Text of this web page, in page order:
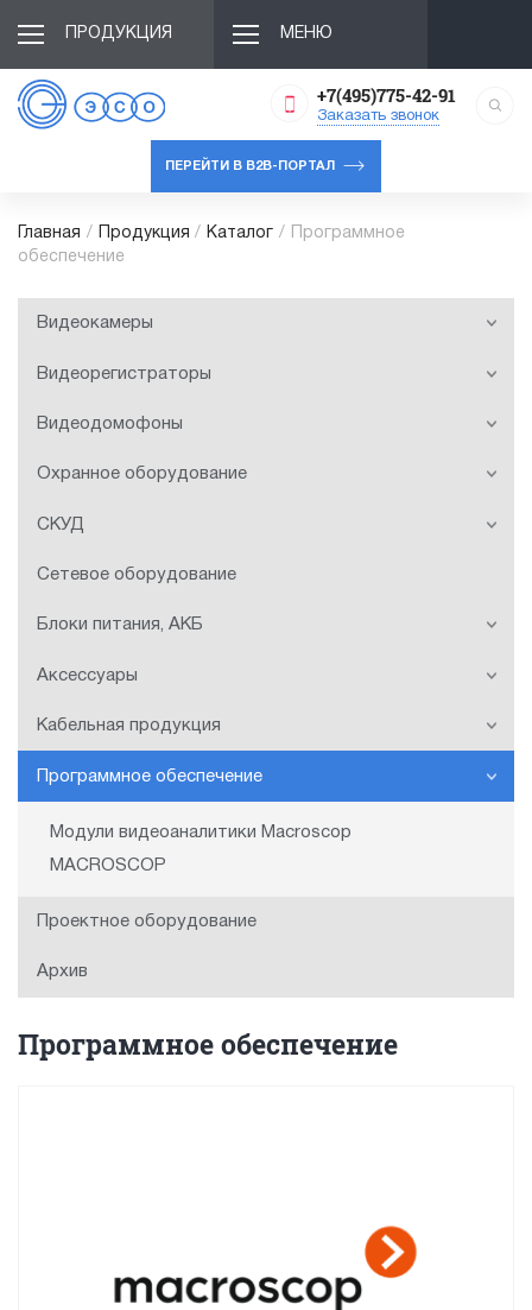
ПРОДУКЦИЯ МЕНЮ
+7(495)775-42-91
Заказать звонок
ПЕРЕЙТИ В B2B-ПОРТАЛ
Главная / Продукция / Каталог /
Программное
обеспечение
Видеокамеры
Видеорегистраторы
Видеодомофоны
Охранное оборудование
СКУД
Сетевое оборудование
Блоки питания, АКБ
Аксессуары
Кабельная продукция
Программное обеспечение
Модули видеоаналитики Macroscop
MACROSCOP
Проектное оборудование
Архив
Программное обеспечение